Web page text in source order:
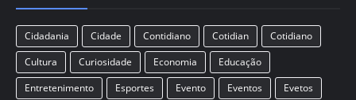
Cidadania Cidade Contidiano Cotidian
Cotidiano
Cultura
Curiosidade Economia
Educação
Entretenimento
Esportes Evento Eventos Evetos